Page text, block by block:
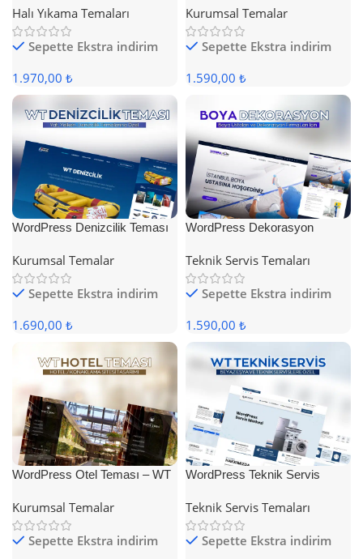
Halı Yıkama Temaları
Sepette Ekstra indirim
1.970,00 ₺
Kurumsal Temalar
Sepette Ekstra indirim
1.590,00 ₺
WordPress Denizcilik Teması
Kurumsal Temalar
Sepette Ekstra indirim
1.690,00 ₺
WordPress Dekorasyon
Teknik Servis Temaları
Sepette Ekstra indirim
1.590,00 ₺
WordPress Otel Teması – WT
Kurumsal Temalar
Sepette Ekstra indirim
WordPress Teknik Servis
Teknik Servis Temaları
Sepette Ekstra indirim